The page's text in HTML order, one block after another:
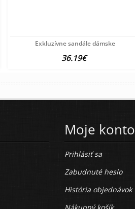
Exkluzívne sandále dámske
36.19€
Moje konto
Prihlásiť sa
Zabudnuté heslo
História objednávok